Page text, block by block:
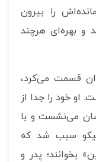
را بیرون
و بهره‌ای هرچند
قسمت می‌کرد،
او خود را جدا از
می‌نشست و با
سبب شد که
بخوانند؛ پدر و